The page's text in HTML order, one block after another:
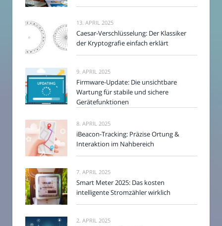
13. APRIL 2025
Caesar-Verschlüsselung: Der Klassiker
der Kryptografie einfach erklärt
9. APRIL 2025
Firmware-Update: Die unsichtbare
Wartung für stabile und sichere
Gerätefunktionen
8. APRIL 2025
iBeacon-Tracking: Präzise Ortung &
Interaktion im Nahbereich
7. APRIL 2025
Smart Meter 2025: Das kosten
intelligente Stromzähler wirklich
2. APRIL 2025